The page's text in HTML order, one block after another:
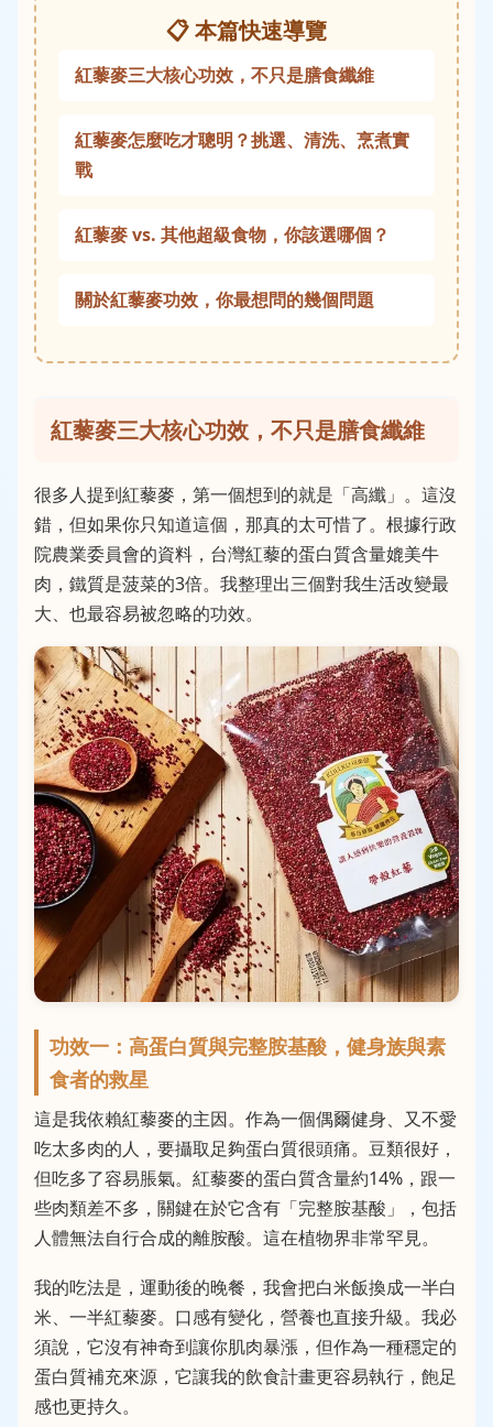
📋 本篇快速導覽
紅藜麥三大核心功效，不只是膳食纖維
紅藜麥怎麼吃才聰明？挑選、清洗、烹煮實
戰
紅藜麥 vs. 其他超級食物，你該選哪個？
關於紅藜麥功效，你最想問的幾個問題
紅藜麥三大核心功效，不只是膳食纖維
很多人提到紅藜麥，第一個想到的就是「高纖」。這沒
錯，但如果你只知道這個，那真的太可惜了。根據行政
院農業委員會的資料，台灣紅藜的蛋白質含量媲美牛
肉，鐵質是菠菜的3倍。我整理出三個對我生活改變最
大、也最容易被忽略的功效。
功效一：高蛋白質與完整胺基酸，健身族與素
食者的救星
這是我依賴紅藜麥的主因。作為一個偶爾健身、又不愛
吃太多肉的人，要攝取足夠蛋白質很頭痛。豆類很好，
但吃多了容易脹氣。紅藜麥的蛋白質含量約14%，跟一
些肉類差不多，關鍵在於它含有「完整胺基酸」，包括
人體無法自行合成的離胺酸。這在植物界非常罕見。
我的吃法是，運動後的晚餐，我會把白米飯換成一半白
米、一半紅藜麥。口感有變化，營養也直接升級。我必
須說，它沒有神奇到讓你肌肉暴漲，但作為一種穩定的
蛋白質補充來源，它讓我的飲食計畫更容易執行，飽足
感也更持久。